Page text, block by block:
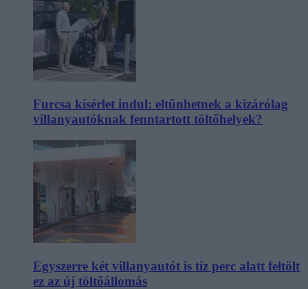
Furcsa kísérlet indul: eltűnhetnek a kizárólag
villanyautóknak fenntartott töltőhelyek?
Egyszerre két villanyautót is tíz perc alatt feltölt
ez az új töltőállomás